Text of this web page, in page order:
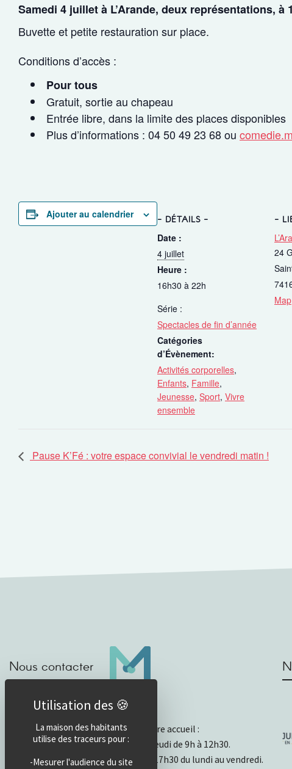
Samedi 4 juillet à L’Arande, deux représentations, à
Buvette et petite restauration sur place.
Conditions d’accès :
Pour tous
Gratuit, sortie au chapeau
Entrée libre, dans la limite des places disponibles
Plus d’informations : 04 50 49 23 68 ou
Ajouter au calendrier
DÉTAILS
Date :
4 juillet
Heure :
16h30 à 22h
Série :
Spectacles de fin d’année
Catégories
d’Évènement:
Activités corporelles,
Enfants, Famille,
Jeunesse, Sport, Vivre
ensemble
24
Map
Pause K’Fé : votre espace convivial le vendredi matin !
Nous contacter
Horaires et fonctionnement de notre accueil :
- Ouvert physiquement du lundi au jeudi de 9h à 12h30.
- Par mail ou téléphone de 13h30 à 17h30 du lundi au vendredi.
La maison des habitants
utilise des traceurs pour :
-Mesurer l'audience du site